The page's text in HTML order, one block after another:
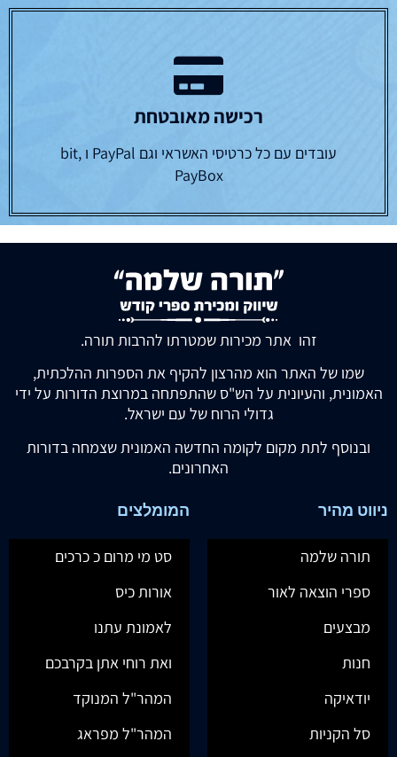
רכישה מאובטחת
עובדים עם כל כרטיסי האשראי וגם PayPal ו bit,
PayBox
זהו אתר מכירות שמטרתו להרבות תורה.
שמו של האתר הוא מהרצון להקיף את הספרות ההלכתית,
האמונית, והעיונית על הש"ס שהתפתחה במרוצת הדורות על ידי
גדולי הרוח של עם ישראל.
ובנוסף לתת מקום לקומה החדשה האמונית שצמחה בדורות
האחרונים.
ניווט מהיר
תורה שלמה
ספרי הוצאה לאור
מבצעים
חנות
יודאיקה
סל הקניות
המומלצים
סט מי מרום כ כרכים
אורות כיס
לאמונת עתנו
ואת רוחי אתן בקרבכם
המהר"ל המנוקד
המהר"ל מפראג